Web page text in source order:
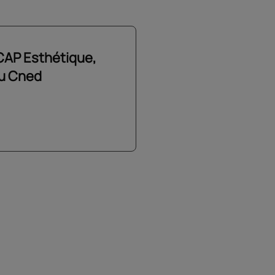
Esthétique,
Cned